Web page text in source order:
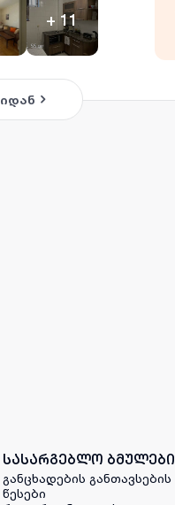
+ 11
სასარგებლო ბმულები
განცხადების განთავსების
წესები